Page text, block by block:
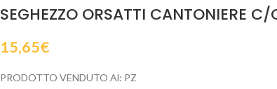
SEGHEZZO ORSATTI CANTONIERE
15,65€
PRODOTTO VENDUTO Al: PZ